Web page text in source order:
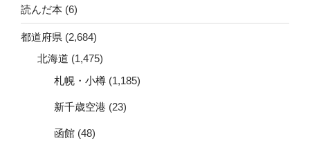
読んだ本 (6)
都道府県 (2,684)
北海道 (1,475)
札幌・小樽 (1,185)
新千歳空港 (23)
函館 (48)